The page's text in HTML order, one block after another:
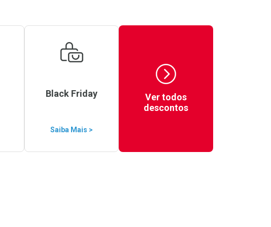
Black Friday
Saiba Mais >
Ver todos
descontos